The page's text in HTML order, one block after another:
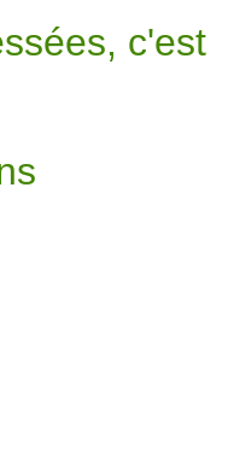
c'est